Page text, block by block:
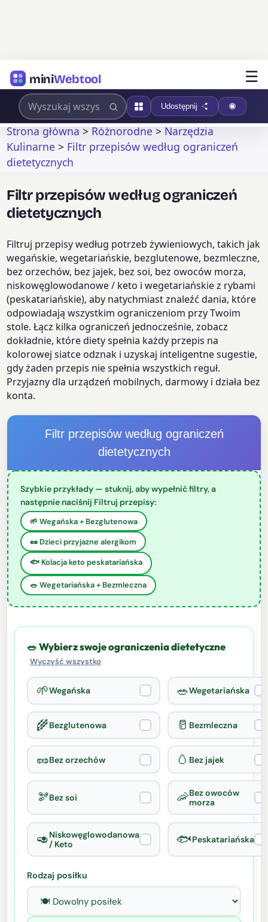
miniWebtool ☰
Udostępnij
Strona główna>Różnorodne>Narzędzia
Kulinarne > Filtr przepisów według ograniczeń
dietetycznych
Filtr przepisów według ograniczeń
dietetycznych
Filtruj przepisy według potrzeb żywieniowych, takich jak
wegańskie, wegetariańskie, bezglutenowe, bezmleczne,
bez orzechów, bez jajek, bez soi, bez owoców morza,
niskowęglowodanowe / keto i wegetariańskie z rybami
(peskatariańskie), aby natychmiast znaleźć dania, które
odpowiadają wszystkim ograniczeniom przy Twoim
stole. Łącz kilka ograniczeń jednocześnie, zobacz
dokładnie, które diety spełnia każdy przepis na
kolorowej siatce odznak i uzyskaj inteligentne sugestie,
gdy żaden przepis nie spełnia wszystkich reguł.
Przyjazny dla urządzeń mobilnych, darmowy i działa bez
konta.
Filtr przepisów według ograniczeń
dietetycznych
Szybkie przykłady — stuknij, aby wypełnić filtry, a
następnie naciśnij Filtruj przepisy:
🌱 Wegańska + Bezglutenowa
🥜 Dzieci przyjazne alergikom
🐟 Kolacja keto peskatariańska
🥗 Wegetariańska + Bezmleczna
🥗 Wybierz swoje ograniczenia dietetyczne
Wyczyść wszystko
🌱Wegańska 🥗Wegetariańska
🌾Bezglutenowa 🥛 Bezmleczna
🥜Bez orzechów 🥚 Bez jajek
🫘Bez soi 🦐Bez owoców
morza
🥑Niskowęglowodanowa
/ Keto
🐟Peskatariańska
Rodzaj posiłku